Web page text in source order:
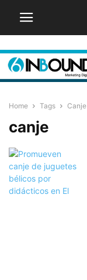
Home Tags Canje
canje